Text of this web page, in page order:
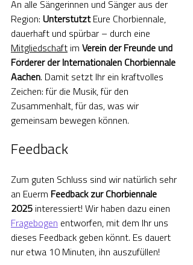
An alle Sängerinnen und Sänger aus der
Region: Unterstützt Eure Chorbiennale,
dauerhaft und spürbar – durch eine
Mitgliedschaft im Verein der Freunde und
Förderer der Internationalen Chorbiennale
Aachen. Damit setzt Ihr ein kraftvolles
Zeichen: für die Musik, für den
Zusammenhalt, für das, was wir
gemeinsam bewegen können.
Feedback
Zum guten Schluss sind wir natürlich sehr
an Euerm Feedback zur Chorbiennale
2025 interessiert! Wir haben dazu einen
Fragebogen entworfen, mit dem Ihr uns
dieses Feedback geben könnt. Es dauert
nur etwa 10 Minuten, ihn auszufüllen!